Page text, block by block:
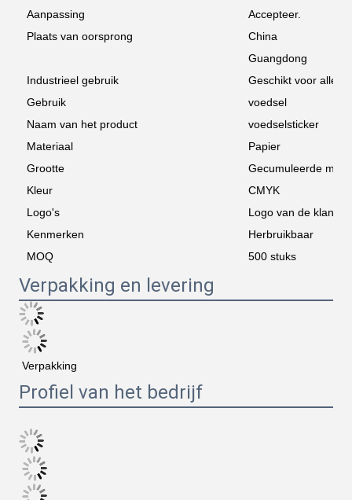
Aanpassing
Accepteer.
Plaats van oorsprong
China
Guangdong
Industrieel gebruik
Geschikt voor alle
Gebruik
voedsel
Naam van het product
voedselsticker
Materiaal
Papier
Grootte
Gecumuleerde
Kleur
CMYK
Logo's
Logo van de klant
Kenmerken
Herbruikbaar
MOQ
500 stuks
Verpakking en levering
Verpakking
Profiel van het bedrijf